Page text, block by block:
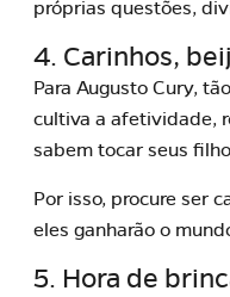
próprias questões,
4. Carinhos,
Para Augusto Cury,
cultiva a afetividade,
sabem tocar seus
Por isso, procure ser
eles ganharão o
5. Hora de